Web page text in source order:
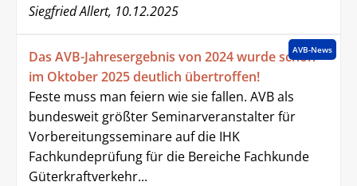
Siegfried Allert, 10.12.2025
AVB-News
Das AVB-Jahresergebnis von 2024 wurde schon
im Oktober 2025 deutlich übertroffen!
Feste muss man feiern wie sie fallen. AVB als
bundesweit größter Seminarveranstalter für
Vorbereitungsseminare auf die IHK
Fachkundeprüfung für die Bereiche Fachkunde
Güterkraftverkehr...